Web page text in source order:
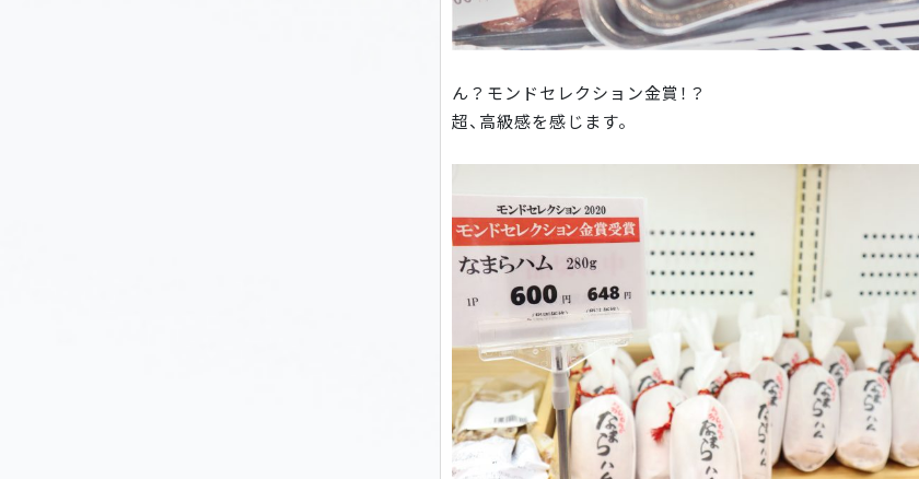
ん？モンドセレクション金賞！？
超、高級感を感じます。